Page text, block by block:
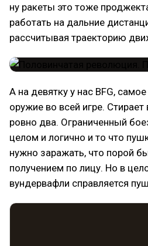
ну ракеты это тоже
работать на дальние
рассчитывая траекторию
А на девятку у нас BFG,
оружие во всей игре. Стирает
ровно два. Ограниченный
целом и логично и то что
нужно заражать, что порой
получением по лицу. Но в
вундервафли справляется